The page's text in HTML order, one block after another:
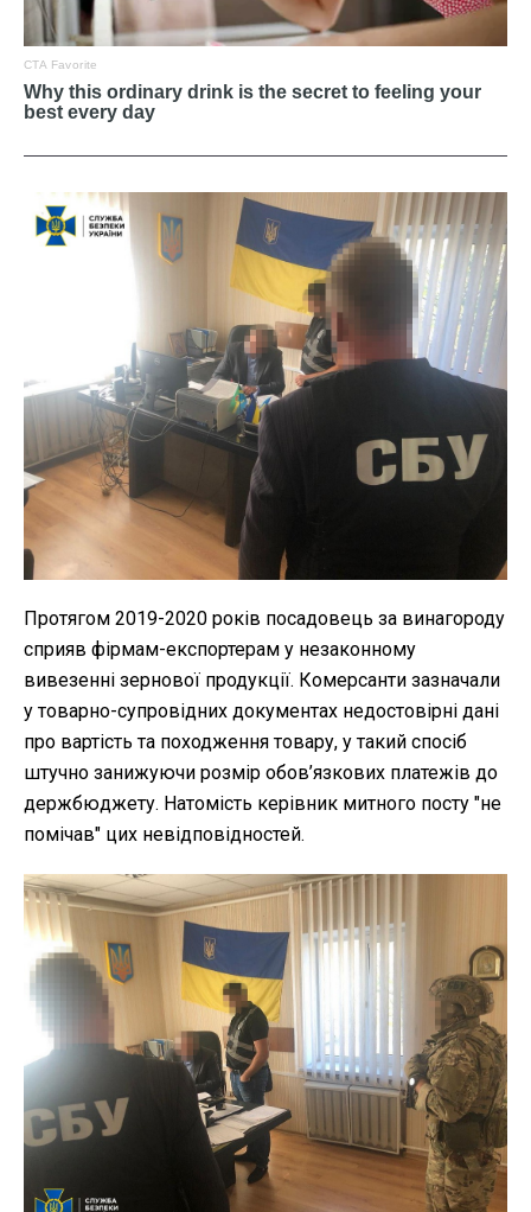
Протягом 2019-2020 років посадовець за винагороду
сприяв фірмам-експортерам у незаконному
вивезенні зернової продукції. Комерсанти зазначали
у товарно-супровідних документах недостовірні дані
про вартість та походження товару, у такий спосіб
штучно занижуючи розмір обов’язкових платежів до
держбюджету. Натомість керівник митного посту "не
помічав" цих невідповідностей.